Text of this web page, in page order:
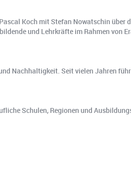
Koch mit Stefan Nowatschin über
und Lehrkräfte im Rahmen von
Nachhaltigkeit. Seit vielen Jahren
Schulen, Regionen und